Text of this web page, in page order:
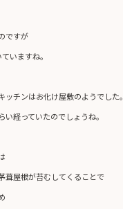
ですが
いますね。
ッチンはお化け屋敷のようでした。
い経っていたのでしょうね。
葺屋根が苔むしてくることで